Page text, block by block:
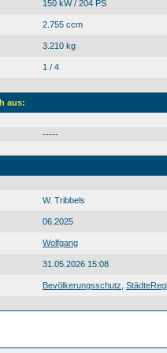
150 kW / 204 PS
2.755 ccm
3.210 kg
1 / 4
aus:
-----
W. Tribbels
06.2025
Wolfgang
31.05.2026 15:08
Bevölkerungsschutz